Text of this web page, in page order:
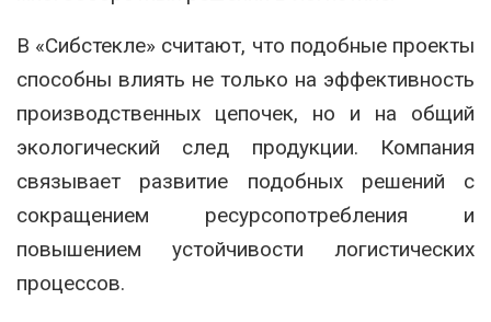
В «Сибстекле» считают, что подобные проекты
способны влиять не только на эффективность
производственных цепочек, но и на общий
экологический след продукции. Компания
связывает развитие подобных решений с
сокращением ресурсопотребления и
повышением устойчивости логистических
процессов.